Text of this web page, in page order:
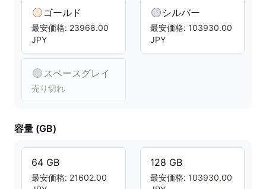
ゴールド
最安価格: 23968.00
JPY
スペースグレイ
売り切れ
シルバー
最安価格: 103930.00
JPY
容量 (GB)
64 GB
最安価格: 21602.00
128 GB
最安価格: 103930.00